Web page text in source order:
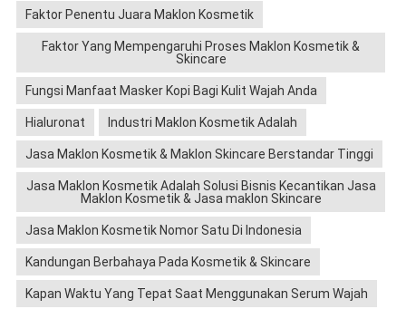
Faktor Penentu Juara Maklon Kosmetik
Faktor Yang Mempengaruhi Proses Maklon Kosmetik &
Skincare
Fungsi Manfaat Masker Kopi Bagi Kulit Wajah Anda
Hialuronat Industri Maklon Kosmetik Adalah
Jasa Maklon Kosmetik & Maklon Skincare Berstandar Tinggi
Jasa Maklon Kosmetik Adalah Solusi Bisnis Kecantikan Jasa
Maklon Kosmetik & Jasa maklon Skincare
Jasa Maklon Kosmetik Nomor Satu Di Indonesia
Kandungan Berbahaya Pada Kosmetik & Skincare
Kapan Waktu Yang Tepat Saat Menggunakan Serum Wajah